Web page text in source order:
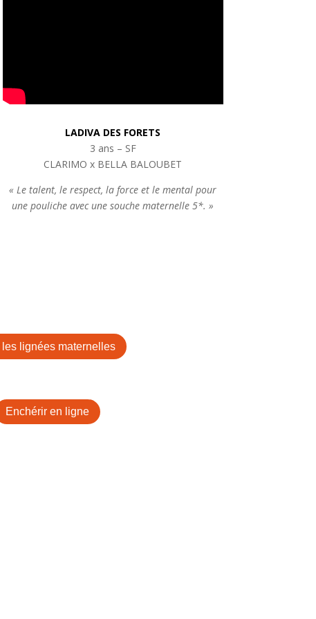
LADIVA DES FORETS
3 ans – SF
CLARIMO x BELLA BALOUBET
« Le talent, le respect, la force et le mental pour
une pouliche avec une souche maternelle 5*. »
les lignées maternelles
Enchérir en ligne